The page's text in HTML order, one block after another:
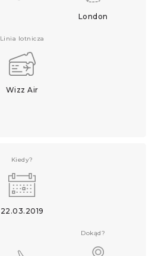
London
Linia lotnicza
Wizz Air
Kiedy?
22.03.2019
Dokąd?